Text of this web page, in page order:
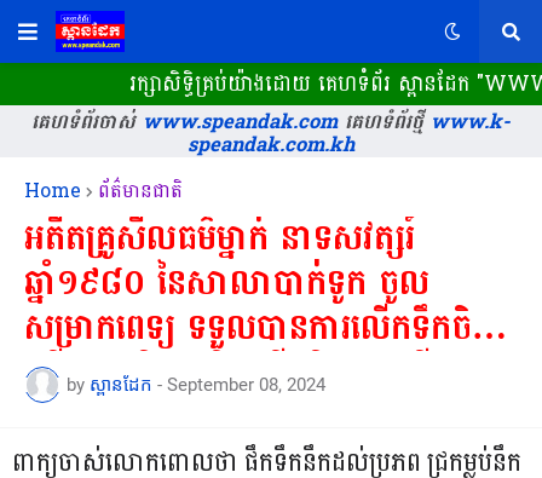
រក្សាសិទ្ធិគ្រប់យ៉ាងដោយ គេហទំព័រ ស្ពានដែក​
គេហទំព័រចាស់www.speandak.comគេហទំព័រថ្មីwww.k-
speandak.com.kh
Home ព័ត៌មានជាតិ
អតីតគ្រូសីលធម៌ម្នាក់ នាទសវត្សរ៍
ឆ្នាំ១៩៨០ នៃសាលាបាក់ទូក ចូល
សម្រាកពេទ្យ ទទួលបានការលើកទឹកចិត្តពី
អតីតកូនសិស្ស និងអតីតមិត្តរួមអាជីព
សាលាបាក់ទូកជាមួយគ្នា!
by ស្ពានដែក - September 08, 2024
ពាក្យចាស់លោកពោលថា ផឹកទឹកនឹកដល់ប្រភព ជ្រកម្លប់នឹក